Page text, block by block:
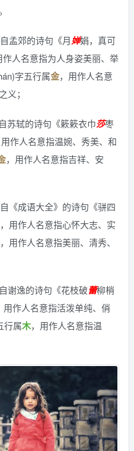
孟郊的诗句《月婵娟，真可
作人名意指为人身姿美丽、举
字五行属金，用作人名意
义；
苏轼的诗句《簌簌衣巾莎枣
作人名意指温婉、秀美、和
，用作人名意指吉祥、安
《成语大全》的诗句《骈四
，用作人名意指心怀大志、实
，用作人名意指美丽、清秀、
谢逸的诗句《花枝破蕾柳梢
用作人名意指活泼单纯、俏
行属木，用作人名意指温